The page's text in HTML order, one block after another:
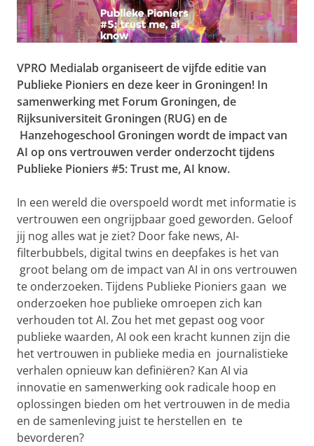
VPRO Medialab organiseert de vijfde editie van
Publieke Pioniers en deze keer in Groningen! In
samenwerking met Forum Groningen, de
Rijksuniversiteit Groningen (RUG) en de
Hanzehogeschool Groningen wordt de impact van
AI op ons vertrouwen verder onderzocht tijdens
Publieke Pioniers #5: Trust me, AI know.
In een wereld die overspoeld wordt met informatie is
vertrouwen een ongrijpbaar goed geworden. Geloof
jij nog alles wat je ziet? Door fake news, AI-
filterbubbels, digital twins en deepfakes is het van
groot belang om de impact van AI in ons vertrouwen
te onderzoeken. Tijdens Publieke Pioniers gaan we
onderzoeken hoe publieke omroepen zich kan
verhouden tot AI. Zou het met gepast oog voor
publieke waarden, AI ook een kracht kunnen zijn die
het vertrouwen in publieke media en journalistieke
verhalen opnieuw kan definiëren? Kan AI via
innovatie en samenwerking ook radicale hoop en
oplossingen bieden om het vertrouwen in de media
en de samenleving juist te herstellen en te
bevorderen?